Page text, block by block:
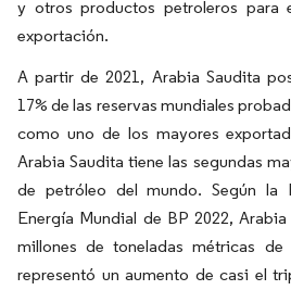
y otros productos petroleros para
exportación.
A partir de 2021, Arabia Saudita
17% de las reservas mundiales
como uno de los mayores
Arabia Saudita tiene las segundas
de petróleo del mundo. Según la
Energía Mundial de BP 2022,
millones de toneladas métricas
representó un aumento de casi el